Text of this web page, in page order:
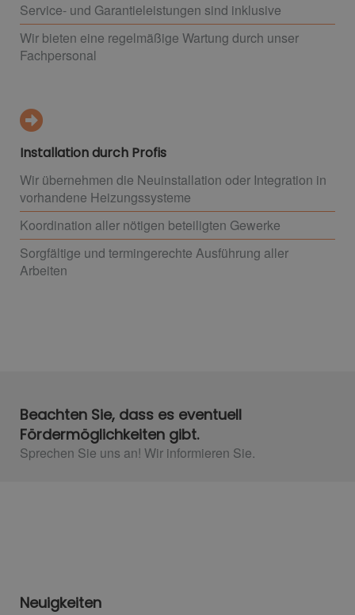
Service- und Garantieleistungen sind inklusive
Wir bieten eine regelmäßige Wartung durch unser
Fachpersonal
Installation durch Profis
Wir übernehmen die Neuinstallation oder Integration in
vorhandene Heizungssysteme
Koordination aller nötigen beteiligten Gewerke
Sorgfältige und termingerechte Ausführung aller
Arbeiten
Beachten Sie, dass es eventuell
Fördermöglichkeiten gibt.
Sprechen Sie uns an! Wir informieren Sie.
Neuigkeiten